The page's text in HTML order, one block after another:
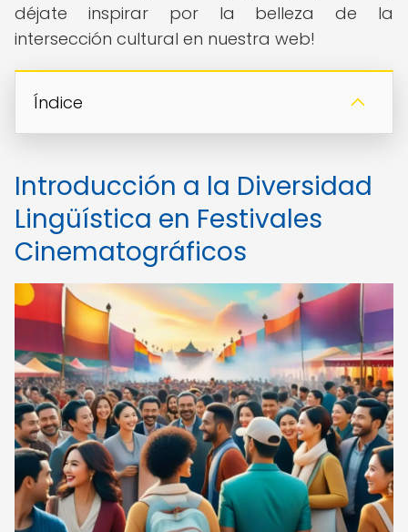
déjate inspirar por la belleza de la
intersección cultural en nuestra web!
Índice
Introducción a la Diversidad
Lingüística en Festivales
Cinematográficos